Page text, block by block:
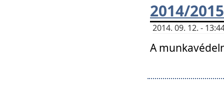
2014/
2014. 09. 12. -
A